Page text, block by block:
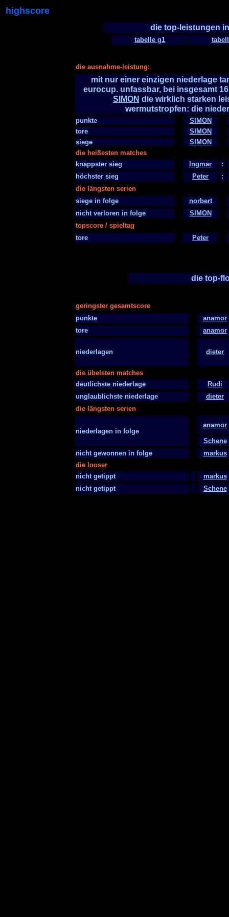
highscore
die top-leistungen
tabelle g1
die ausnahme-leistung:
mit nur einer einzigen niederlage
eurocup. unfassbar, bei insgesamt
SIMON die wirklich starken
wermutstropfen: die
punkte
SIMON
tore
SIMON
siege
SIMON
die heißesten matches
knappster sieg
Ingmar
:
höchster sieg
Peter
:
die längsten serien
siege in folge
norbert
nicht verloren in folge
SIMON
topscore / spieltag
tore
Peter
die top-
geringster gesamtscore
punkte
anamor
tore
anamor
niederlagen dieter
die übelsten matches
deutlichste niederlage
Rudi
unglaublichste niederlage
dieter
die längsten serien
niederlagen in folge
anamor
Schene
nicht gewonnen in folge
markus
die looser
nicht getippt
markus
nicht getippt
Schene